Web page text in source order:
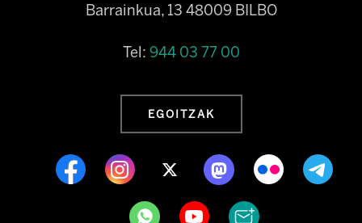
Barrainkua, 13 48009 BILBO
Tel: 944 03 77 00
EGOITZAK